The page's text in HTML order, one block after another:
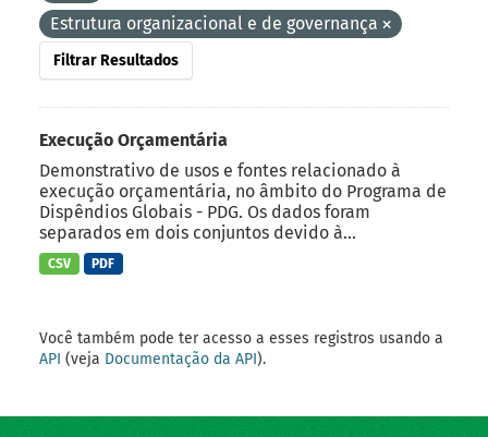
Estrutura organizacional e de governança
Filtrar Resultados
Execução Orçamentária
Demonstrativo de usos e fontes relacionado à
execução orçamentária, no âmbito do Programa de
Dispêndios Globais - PDG. Os dados foram
separados em dois conjuntos devido à...
CSV PDF
Você também pode ter acesso a esses registros usando a
API (veja Documentação da API).